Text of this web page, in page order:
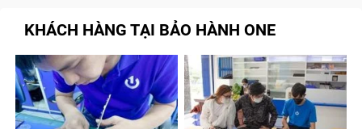
Bước 1: Tư vấn trước khi quyết định đem máy
tới cửa hàng
Bước 2: Báo lỗi và chi phí sửa chữa
Bước 3: Tiến hành thay bàn phím Dell Vostro
15 3568
KHÁCH HÀNG TẠI BẢO HÀNH ONE